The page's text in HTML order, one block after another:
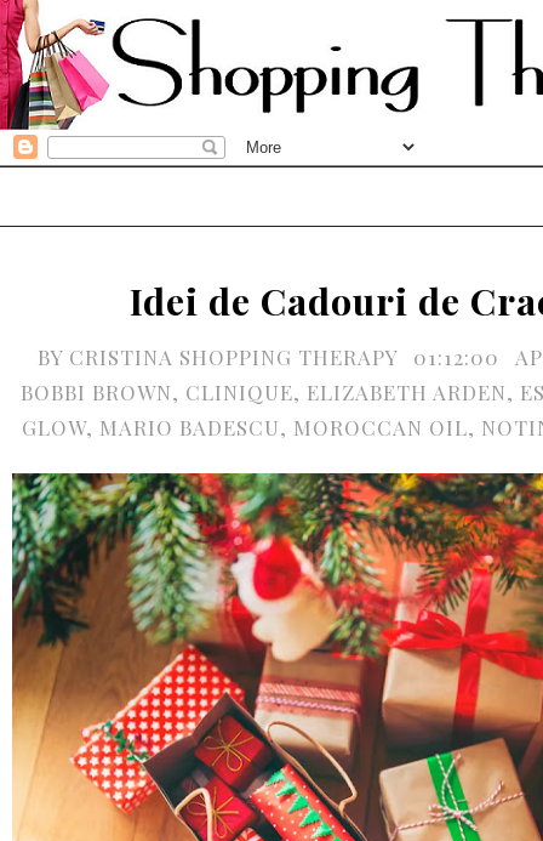
Idei de Cadouri de
BY CRISTINA SHOPPING THERAPY 01:12:00
BOBBI BROWN, CLINIQUE, ELIZABETH ARDEN,
GLOW, MARIO BADESCU, MOROCCAN OIL,